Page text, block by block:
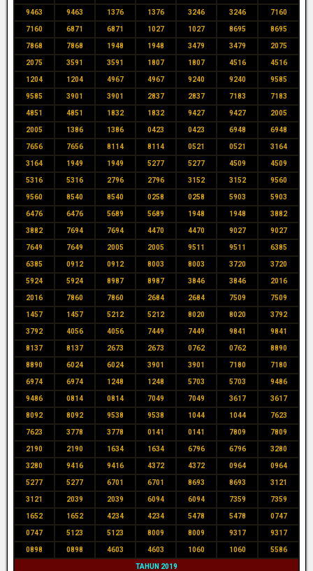
9463 9463 1376 1376 3246 3246 7160
7160 6871 6871 1027 1027 8695 8695
7868 7868 1948 1948 3479 3479 2075
2075 3591 3591 1807 1807 4516 4516
1204 1204 4967 4967 9240 9240 9585
9585 3901 3901 2837 2837 7183 7183
4851 4851 1832 1832 9427 9427 2005
2005 1386 1386 0423 0423 6948 6948
7656 7656 8114 8114 0521 0521 3164
3164 1949 1949 5277 5277 4509 4509
5316 5316 2796 2796 3152 3152 9560
9560 8540 8540 0258 0258 5903 5903
6476 6476 5689 5689 1948 1948 3882
3882 7694 7694 4470 4470 9027 9027
7649 7649 2005 2005 9511 9511 6385
6385 0912 0912 8003 8003 3720 3720
5924 5924 8987 8987 3846 3846 2016
2016 7860 7860 2684 2684 7509 7509
1457 1457 5212 5212 8020 8020 3792
3792 4056 4056 7449 7449 9841 9841
8137 8137 2673 2673 0762 0762 8890
8890 6024 6024 3901 3901 7180 7180
6974 6974 1248 1248 5703 5703 9486
9486 0814 0814 7049 7049 3617 3617
8092 8092 9538 9538 1044 1044 7623
7623 3778 3778 0141 0141 7809 7809
2190 2190 1634 1634 6796 6796 3280
3280 9416 9416 4372 4372 0964 0964
5277 5277 6701 6701 8693 8693 3121
3121 2039 2039 6094 6094 7359 7359
1652 1652 4234 4234 5478 5478 0747
0747 5123 5123 8009 8009 9317 9317
0898 0898 4603 4603 1060 1060 5586
TAHUN 2019